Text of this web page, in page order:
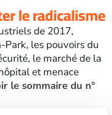
le radicalisme
de 2017,
Park, les pouvoirs du
le marché de la
et menace
le sommaire du n°